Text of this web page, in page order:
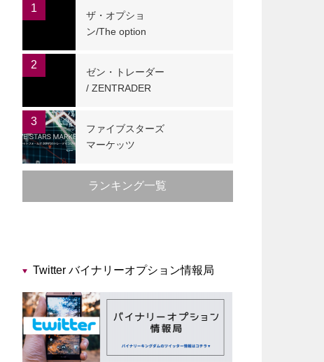
1
ザ・オプショ
ン/The option
2
ゼン・トレーダー
/ ZENTRADER
3
ファイブスターズ
マーケッツ
ランキング一覧
Twitter バイナリーオプション情報局